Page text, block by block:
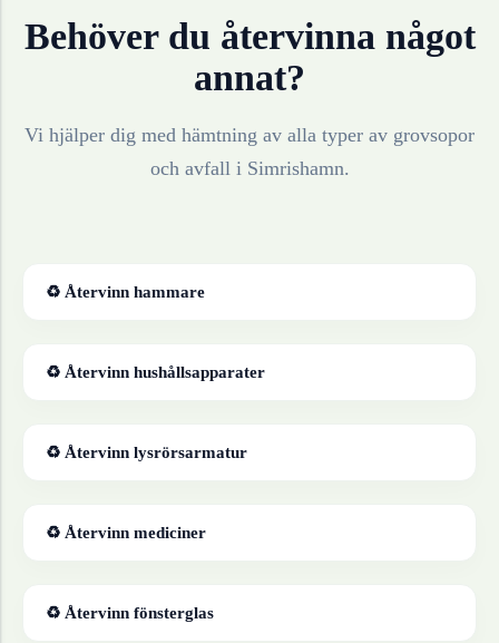
Behöver du återvinna något
annat?
Vi hjälper dig med hämtning av alla typer av grovsopor
och avfall i Simrishamn.
♻ Återvinn hammare
♻ Återvinn hushållsapparater
♻ Återvinn lysrörsarmatur
♻ Återvinn mediciner
♻ Återvinn fönsterglas